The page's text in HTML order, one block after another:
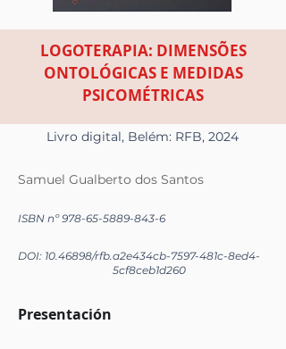
LOGOTERAPIA: DIMENSÕES
ONTOLÓGICAS E MEDIDAS
PSICOMÉTRICAS
Livro digital, Belém: RFB, 2024
Samuel Gualberto dos Santos
ISBN nº978-65-5889-843-6
DOI: 10.46898/rfb.a2e434cb-7597-481c-8ed4-
5cf8ceb1d260
Presentación